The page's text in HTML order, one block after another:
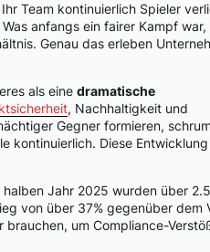
Team kontinuierlich Spieler
anfangs ein fairer Kampf war,
Genau das erleben
als eine dramatische
, Nachhaltigkeit und
Gegner formieren,
kontinuierlich. Diese
Jahr 2025 wurden über
von über 37% gegenüber dem
um Compliance-